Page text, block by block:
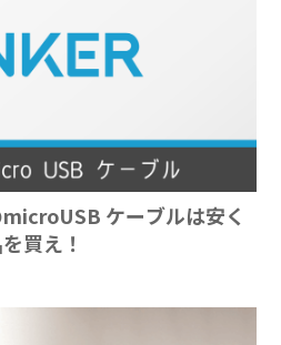
ケーブルは安く
買え！